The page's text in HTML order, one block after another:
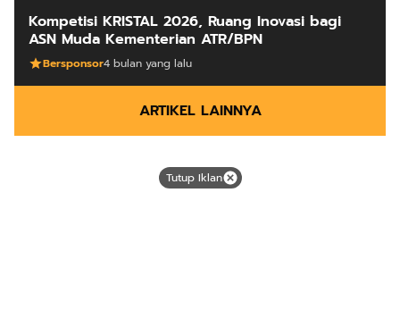
Kompetisi KRISTAL 2026, Ruang Inovasi bagi
ASN Muda Kementerian ATR/BPN
Bersponsor4 bulan yang lalu
ARTIKEL LAINNYA
Tutup Iklan